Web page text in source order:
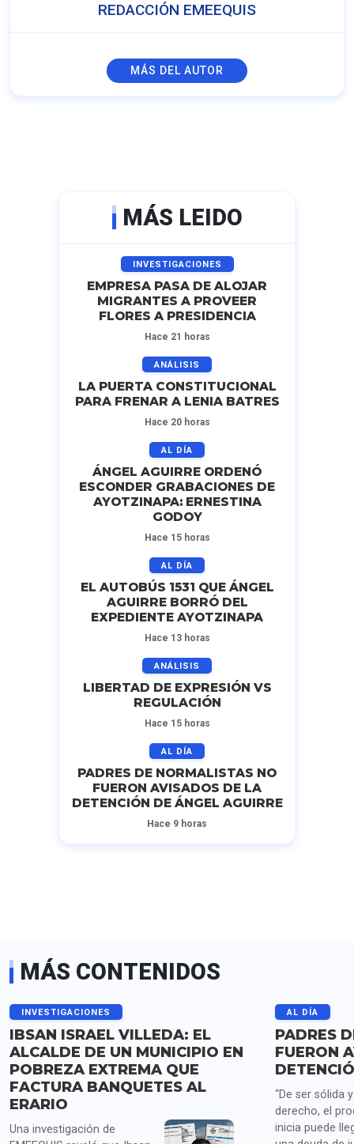
REDACCIÓN EMEEQUIS
MÁS DEL AUTOR
MÁS LEIDO
INVESTIGACIONES
EMPRESA PASA DE ALOJAR
MIGRANTES A PROVEER
FLORES A PRESIDENCIA
Hace 21 horas
ANÁLISIS
LA PUERTA CONSTITUCIONAL
PARA FRENAR A LENIA BATRES
Hace 20 horas
AL DÍA
ÁNGEL AGUIRRE ORDENÓ
ESCONDER GRABACIONES DE
AYOTZINAPA: ERNESTINA
GODOY
Hace 15 horas
AL DÍA
EL AUTOBÚS 1531 QUE ÁNGEL
AGUIRRE BORRÓ DEL
EXPEDIENTE AYOTZINAPA
Hace 13 horas
ANÁLISIS
LIBERTAD DE EXPRESIÓN VS
REGULACIÓN
Hace 15 horas
AL DÍA
PADRES DE NORMALISTAS NO
FUERON AVISADOS DE LA
DETENCIÓN DE ÁNGEL AGUIRRE
Hace 9 horas
MÁS CONTENIDOS
INVESTIGACIONES
IBSAN ISRAEL VILLEDA: EL
ALCALDE DE UN MUNICIPIO EN
POBREZA EXTREMA QUE
FACTURA BANQUETES AL
ERARIO
Una investigación de
AL DÍA
PADRES
FUERON
“De ser sólida
derecho, el
inicia puede